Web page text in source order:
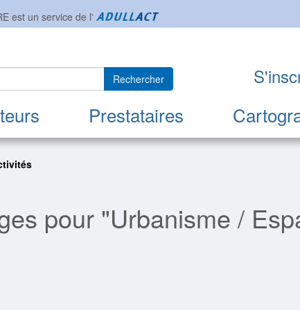
est un service de l'
Prestataires
Rechercher
pour "Urbanisme /